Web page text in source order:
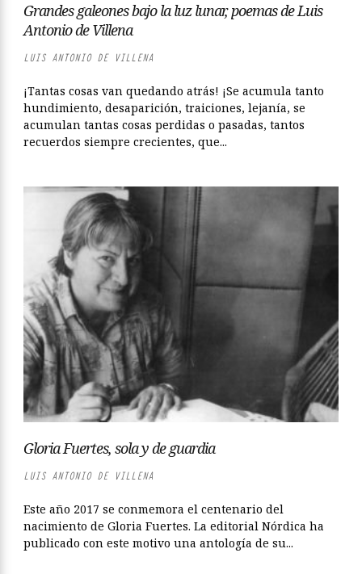
Grandes galeones bajo la luz lunar, poemas de Luis
Antonio de Villena
LUIS ANTONIO DE VILLENA
¡Tantas cosas van quedando atrás! ¡Se acumula tanto
hundimiento, desaparición, traiciones, lejanía, se
acumulan tantas cosas perdidas o pasadas, tantos
recuerdos siempre crecientes, que...
Gloria Fuertes, sola y de guardia
LUIS ANTONIO DE VILLENA
Este año 2017 se conmemora el centenario del
nacimiento de Gloria Fuertes. La editorial Nórdica ha
publicado con este motivo una antología de su...